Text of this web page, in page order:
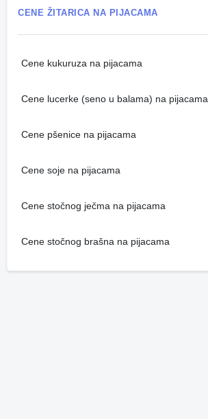
CENE ŽITARICA NA PIJACAMA
Cene kukuruza na pijacama
Cene lucerke (seno u balama) na pijacama
Cene pšenice na pijacama
Cene soje na pijacama
Cene stočnog ječma na pijacama
Cene stočnog brašna na pijacama